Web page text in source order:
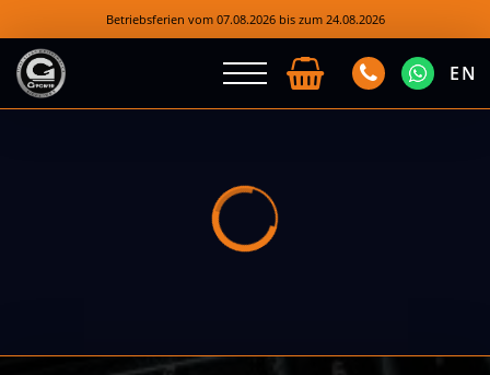
Betriebsferien vom 07.08.2026 bis zum 24.08.2026
EN